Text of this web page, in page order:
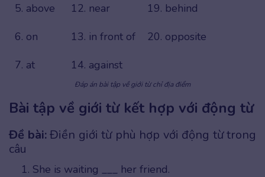
5. above
12. near
19. behind
6. on
13. in front of
20. opposite
7. at
14. against
Đáp án bài tập về giới từ chỉ địa điểm
Bài tập về giới từ kết hợp với động từ
Đề bài:Điền giới từ phù hợp với động từ trong
câu
She is waiting ___ her friend.